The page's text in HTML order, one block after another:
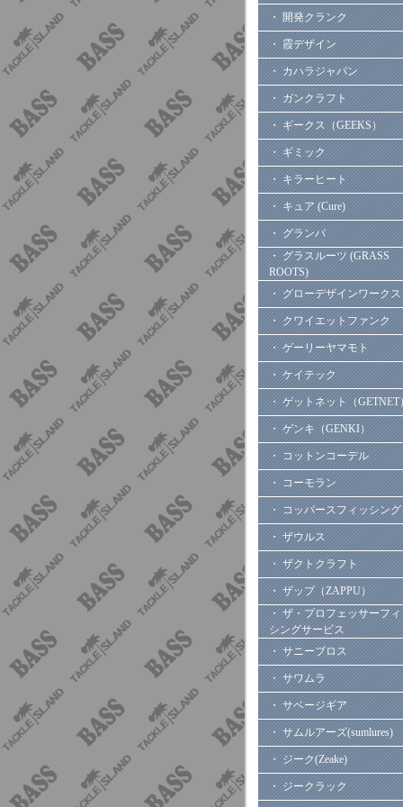
・ 開発クランク
・ 霞デザイン
・ カハラジャパン
・ ガンクラフト
・ ギークス（GEEKS）
・ ギミック
・ キラーヒート
・ キュア (Cure)
・ グランパ
・ グラスルーツ (GRASS
ROOTS)
・ グローデザインワークス
・ クワイエットファンク
・ ゲーリーヤマモト
・ ケイテック
・ ゲットネット（GETNET
・ ゲンキ（GENKI）
・ コットンコーデル
・ コーモラン
・ コッパースフィッシング
・ ザウルス
・ ザクトクラフト
・ ザップ（ZAPPU）
・ ザ・プロフェッサーフ
シングサービス
・ サニーブロス
・ サワムラ
・ サベージギア
・ サムルアーズ(sumlures)
・ ジーク(Zeake)
・ ジークラック